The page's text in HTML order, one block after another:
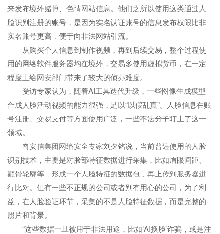
来发布境外赌博、色情网站信息。他们之所以使用这类通过人
脸识别注册的账号，是因为实名认证账号的信息发布权限比非
实名账号更高，便于向非法网站引流。
从购买个人信息到制作视频，再到后续交易，整个过程使
用的网络软件服务器均在境外，交易多使用虚拟货币，在一定
程度上给网安部门带来了较大的侦办难度。
受访专家认为，随着AI工具迭代升级，一些图像生成模型
合成人脸活动视频的能力很强，足以“以假乱真”。人脸信息在账
号注册、交易支付等方面使用广泛，一些不法分子盯上了这一
领域。
奇安信集团网络安全专家刘夕铭说，当前普遍使用的人脸
识别技术，主要是对脸部特征数据进行采集，比如眉眼间距、
颧骨轮廓等，形成一个人脸特征的数据包，再上传到服务器进
行比对。但有一些不正规的公司或者别有用心的公司，为了利
益，在人脸验证环节，采集的不是人脸特征数据，而是完整的
照片和背景。
“这些数据一旦被用于非法用途，比如‘AI换脸’诈骗，或是注